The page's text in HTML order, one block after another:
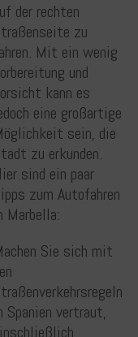
der rechten
zu
Mit ein wenig
und
kann es
eine großartige
sein, die
zu erkunden.
sind ein paar
zum Autofahren
Marbella:
Sie sich mit
Spanien vertraut,